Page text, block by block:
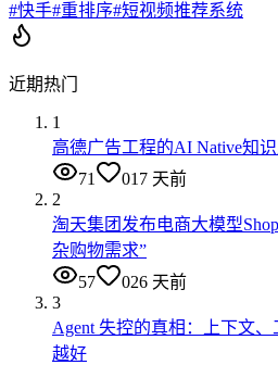
#快手#重排序#短视频推荐系统
近期热门
1
高德广告工程的AI Native知
71
017 天前
2
淘天集团发布电商大模型
杂购物需求”
57
026 天前
3
Agent 失控的真相：上下文
越好